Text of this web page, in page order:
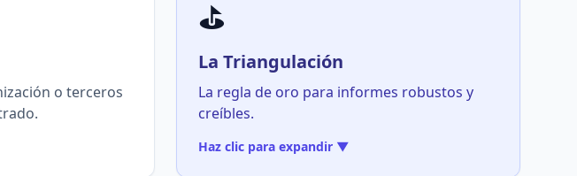
o terceros
⛳
La Triangulación
La regla de oro para informes robustos y
creíbles.
Haz clic para expandir ▼